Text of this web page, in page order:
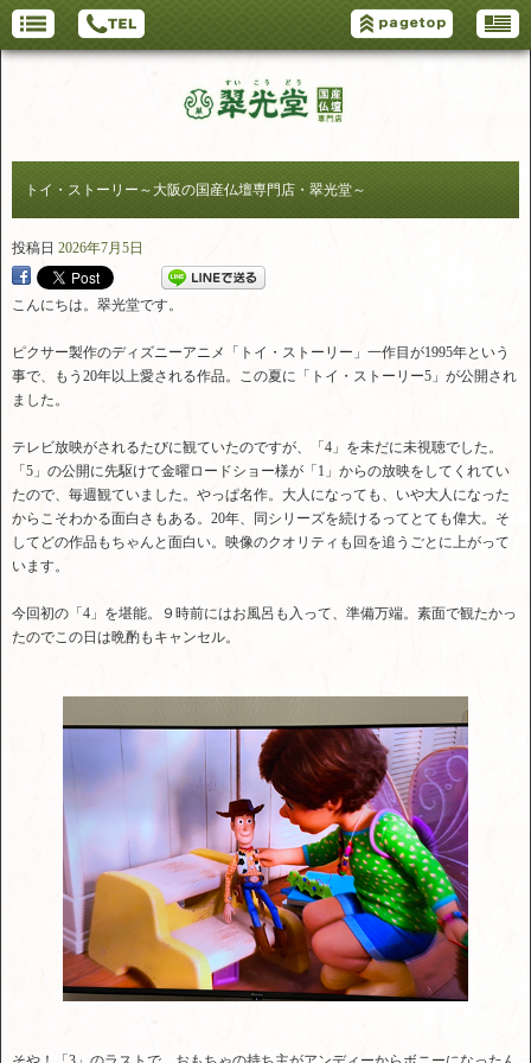
トイ・ストーリー～大阪の国産仏壇専門店・翠光堂～
投稿日 2026年7月5日
こんにちは。翠光堂です。
ピクサー製作のディズニーアニメ「トイ・ストーリー」一作目が1995年という
事で、もう20年以上愛される作品。この夏に「トイ・ストーリー5」が公開され
ました。
テレビ放映がされるたびに観ていたのですが、「4」を未だに未視聴でした。
「5」の公開に先駆けて金曜ロードショー様が「1」からの放映をしてくれてい
たので、毎週観ていました。やっぱ名作。大人になっても、いや大人になった
からこそわかる面白さもある。20年、同シリーズを続けるってとても偉大。そ
してどの作品もちゃんと面白い。映像のクオリティも回を追うごとに上がって
います。
今回初の「4」を堪能。９時前にはお風呂も入って、準備万端。素面で観たかっ
たのでこの日は晩酌もキャンセル。